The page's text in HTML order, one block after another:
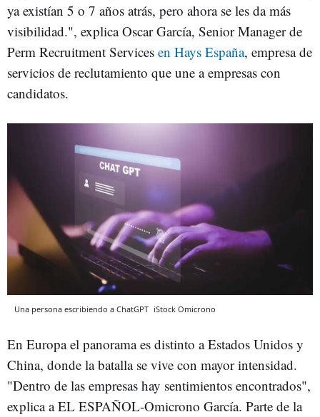
ya existían 5 o 7 años atrás, pero ahora se les da más
visibilidad.", explica Oscar García, Senior Manager de
Perm Recruitment Services en Hays España, empresa de
servicios de reclutamiento que une a empresas con
candidatos.
Una persona escribiendo a ChatGPT iStock Omicrono
En Europa el panorama es distinto a Estados Unidos y
China, donde la batalla se vive con mayor intensidad.
"Dentro de las empresas hay sentimientos encontrados",
explica a EL ESPAÑOL-Omicrono García. Parte de la